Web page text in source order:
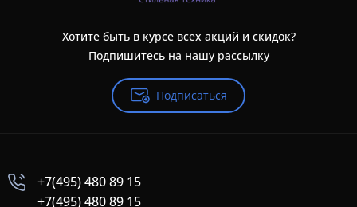
Хотите быть в курсе всех акций и скидок?
Подпишитесь на нашу рассылку
Подписаться
+7(495) 480 89 15
+7(495) 480 89 15